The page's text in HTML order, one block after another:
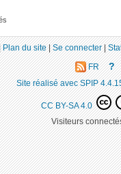
Plan du site|Se connecter|
FR ?
Site réalisé avec SPIP
CC BY-SA 4.0
Visiteurs